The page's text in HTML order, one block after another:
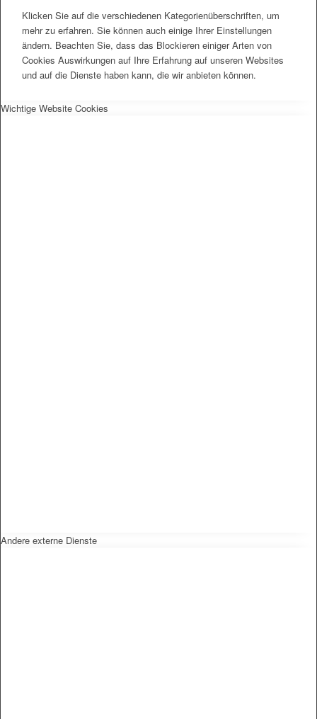
Klicken Sie auf die verschiedenen Kategorienüberschriften, um
mehr zu erfahren. Sie können auch einige Ihrer Einstellungen
ändern. Beachten Sie, dass das Blockieren einiger Arten von
Cookies Auswirkungen auf Ihre Erfahrung auf unseren Websites
und auf die Dienste haben kann, die wir anbieten können.
Wichtige Website Cookies
Andere externe Dienste